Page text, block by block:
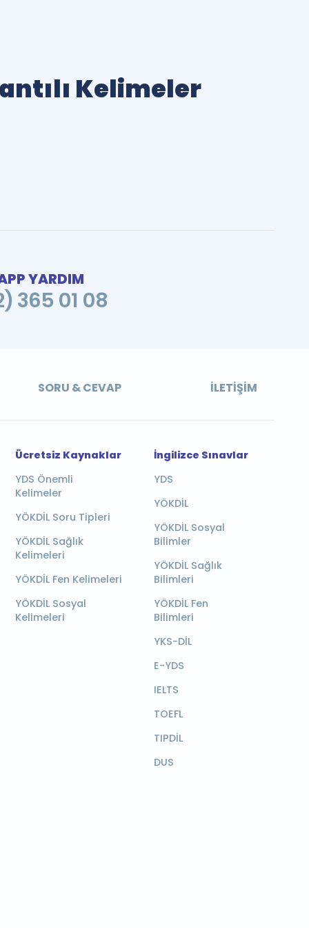
Kelimeler
YARDIM
365 01 08
SORU & CEVAP İLETIŞIM
Ücretsiz Kaynaklar
YDS Önemli
Kelimeler
YÖKDİL Soru Tipleri
YÖKDİL Sağlık
Kelimeleri
YÖKDİL Fen Kelimeleri
YÖKDİL Sosyal
Kelimeleri
İngilizce Sınavlar
YDS
YÖKDİL
YÖKDİL Sosyal
Bilimler
YÖKDİL Sağlık
Bilimleri
YÖKDİL Fen
Bilimleri
YKS-DİL
E-YDS
IELTS
TOEFL
TIPDİL
DUS